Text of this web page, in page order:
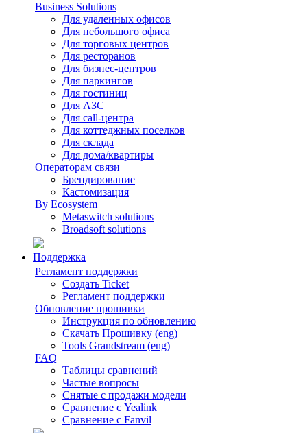
Business Solutions
Для удаленных офисов
Для небольшого офиса
Для торговых центров
Для ресторанов
Для бизнес-центров
Для паркингов
Для гостиниц
Для АЗС
Для call-центра
Для коттеджных поселков
Для склада
Для дома/квартиры
Операторам связи
Брендирование
Кастомизация
By Ecosystem
Metaswitch solutions
Broadsoft solutions
Поддержка
Регламент поддержки
Создать Ticket
Регламент поддержки
Обновление прошивки
Инструкция по обновлению
Скачать Прошивку (eng)
Tools Grandstream (eng)
FAQ
Таблицы сравнений
Частые вопросы
Снятые с продажи модели
Сравнение с Yealink
Сравнение с Fanvil